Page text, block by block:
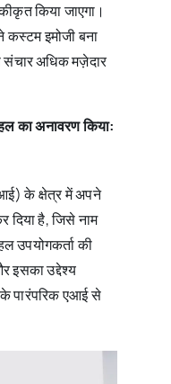
किया जाएगा।
इमोजी बना
अधिक मज़ेदार
का अनावरण किया:
के क्षेत्र में अपने
दिया है, जिसे नाम
उपयोगकर्ता की
इसका उद्देश्य
पारंपरिक एआई से